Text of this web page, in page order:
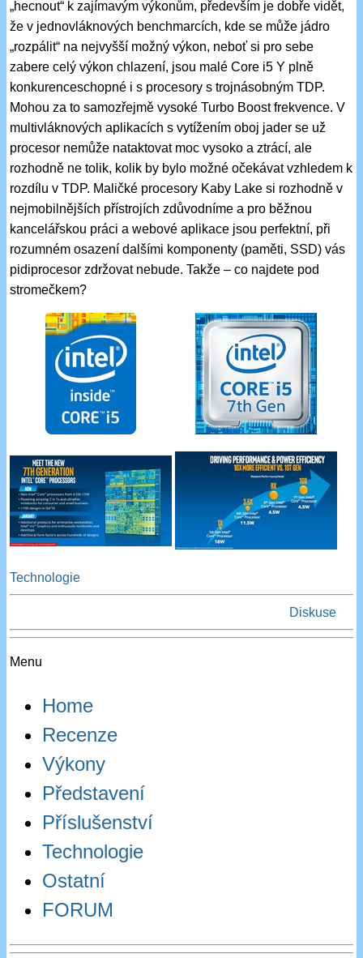
„hecnout“ k zajímavým výkonům, především je dobře vidět,
že v jednovláknových benchmarcích, kde se může jádro
„rozpálit“ na nejvyšší možný výkon, neboť si pro sebe
zabere celý výkon chlazení, jsou malé Core i5 Y plně
konkurenceschopné i s procesory s trojnásobným TDP.
Mohou za to samozřejmě vysoké Turbo Boost frekvence. V
multivláknových aplikacích s vytížením oboj jader se už
procesor nemůže nataktovat moc vysoko a ztrácí, ale
rozhodně ne tolik, kolik by bylo možné očekávat vzhledem k
rozdílu v TDP. Maličké procesory Kaby Lake si rozhodně v
nejmobilnějších přístrojích zdůvodníme a pro běžnou
kancelářskou práci a webové aplikace jsou perfektní, při
rozumném osazení dalšími komponenty (paměti, SSD) vás
pidiprocesor zdržovat nebude. Takže – co najdete pod
stromečkem?
Technologie
Diskuse
Menu
Home
Recenze
Výkony
Představení
Příslušenství
Technologie
Ostatní
FORUM